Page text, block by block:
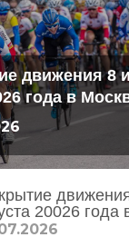
движения 8
года в
20026 года